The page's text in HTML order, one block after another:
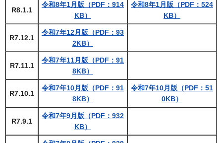
R8.1.1
令和8年1月版（PDF：914
KB）
令和8年1月版（PDF：524
KB）
R7.12.1
令和7年12月版（PDF：93
2KB）
R7.11.1
令和7年11月版（PDF：91
8KB）
R7.10.1
令和7年10月版（PDF：91
8KB）
令和7年10月版（PDF：51
0KB）
R7.9.1
令和7年9月版（PDF：932
KB）